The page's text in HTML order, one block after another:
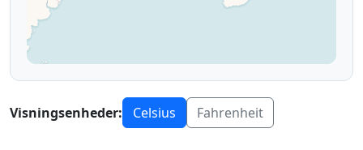
Visningsenheder: Celsius Fahrenheit